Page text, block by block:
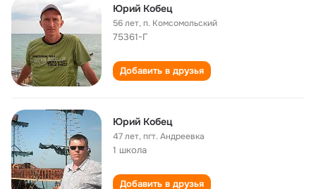
Юрий Кобец
56 лет,п. Комсомольский
75361-Г
Добавить в друзья
Юрий Кобец
47 лет,пгт. Андреевка
1 школа
Добавить в друзья